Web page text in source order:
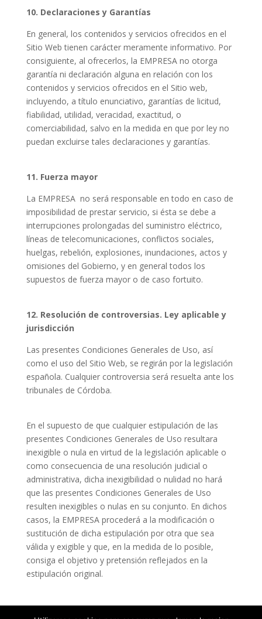
10. Declaraciones y Garantías
En general, los contenidos y servicios ofrecidos en el
Sitio Web tienen carácter meramente informativo. Por
consiguiente, al ofrecerlos, la EMPRESA no otorga
garantía ni declaración alguna en relación con los
contenidos y servicios ofrecidos en el Sitio web,
incluyendo, a título enunciativo, garantías de licitud,
fiabilidad, utilidad, veracidad, exactitud, o
comerciabilidad, salvo en la medida en que por ley no
puedan excluirse tales declaraciones y garantías.
11. Fuerza mayor
La EMPRESA no será responsable en todo en caso de
imposibilidad de prestar servicio, si ésta se debe a
interrupciones prolongadas del suministro eléctrico,
líneas de telecomunicaciones, conflictos sociales,
huelgas, rebelión, explosiones, inundaciones, actos y
omisiones del Gobierno, y en general todos los
supuestos de fuerza mayor o de caso fortuito.
12. Resolución de controversias. Ley aplicable y
jurisdicción
Las presentes Condiciones Generales de Uso, así
como el uso del Sitio Web, se regirán por la legislación
española. Cualquier controversia será resuelta ante los
tribunales de Córdoba.
En el supuesto de que cualquier estipulación de las
presentes Condiciones Generales de Uso resultara
inexigible o nula en virtud de la legislación aplicable o
como consecuencia de una resolución judicial o
administrativa, dicha inexigibilidad o nulidad no hará
que las presentes Condiciones Generales de Uso
resulten inexigibles o nulas en su conjunto. En dichos
casos, la EMPRESA procederá a la modificación o
sustitución de dicha estipulación por otra que sea
válida y exigible y que, en la medida de lo posible,
consiga el objetivo y pretensión reflejados en la
estipulación original.